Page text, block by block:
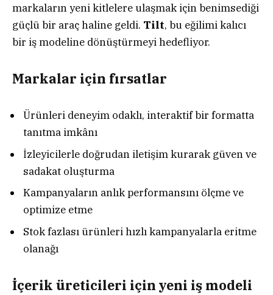
markaların yeni kitlelere ulaşmak için benimsediği
güçlü bir araç haline geldi. Tilt, bu eğilimi kalıcı
bir iş modeline dönüştürmeyi hedefliyor.
Markalar için fırsatlar
Ürünleri deneyim odaklı, interaktif bir formatta
tanıtma imkânı
İzleyicilerle doğrudan iletişim kurarak güven ve
sadakat oluşturma
Kampanyaların anlık performansını ölçme ve
optimize etme
Stok fazlası ürünleri hızlı kampanyalarla eritme
olanağı
İçerik üreticileri için yeni iş modeli